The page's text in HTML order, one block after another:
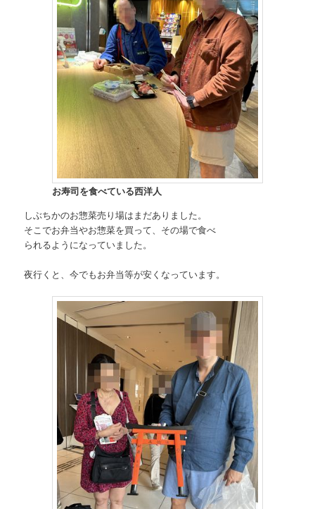
お寿司を食べている西洋人
しぶちかのお惣菜売り場はまだありました。
そこでお弁当やお惣菜を買って、その場で食べ
られるようになっていました。
夜行くと、今でもお弁当等が安くなっています。